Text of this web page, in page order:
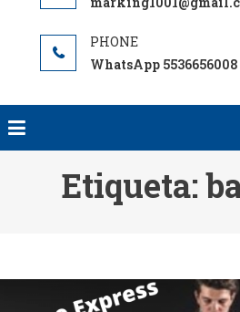
WhatsApp 5536656008
Etiqueta: